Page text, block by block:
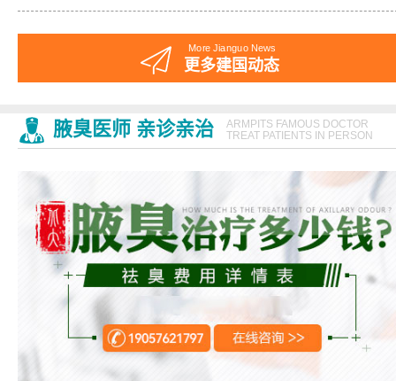
More Jianguo News
更多建国动态
腋臭医师 亲诊亲治
ARMPITS FAMOUS DOCTOR
TREAT PATIENTS IN PERSON